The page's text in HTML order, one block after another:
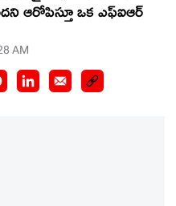
ఆరోపిస్తూ ఒక ఎఫ్‌ఐఆర్
AM